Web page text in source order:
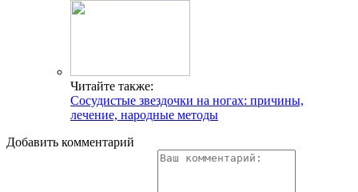
Читайте также:
Сосудистые звездочки на ногах: причины,
лечение, народные методы
Добавить комментарий